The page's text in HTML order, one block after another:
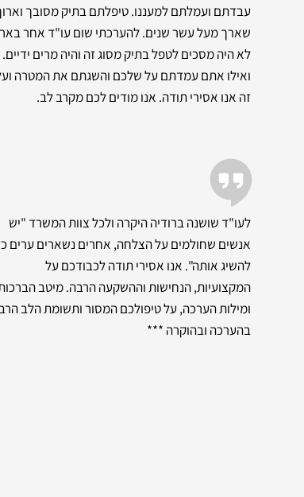
עבדתם ועמלתם למעננו. טיפלתם בתיק מסובך
שארך מעל עשר שנים. להערכתי שום עו"ד אחר
לא היה מסכים לטפל בתיק מסוג זה והיה מרים ידיים.
ואילו אתם עמדתם על שלכם והשגתם את המטרה
זה אנו אסירי תודה. אנו מודים לכם מקרב לב.
לעו"ד שושנה ברודיה היקרה ולכל צוות המשרד "יש
אנשים שחולמים על הצלחה, אחרים נשארים ערים
להשיג אותה". אנו אסירי תודה לכבודכם על
המקצועיות, הנחישות וההשקעה הרבה. מיטב
ומילות הערכה, על טיפולכם המסור ותשומת הלב
בהערכה ובהוקרה ***